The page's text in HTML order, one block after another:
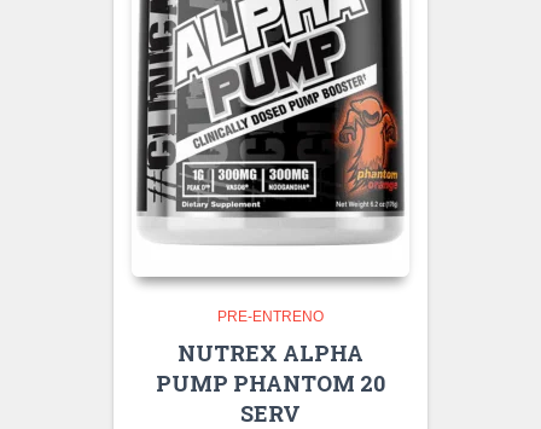
PRE-ENTRENO
NUTREX ALPHA
PUMP PHANTOM 20
SERV